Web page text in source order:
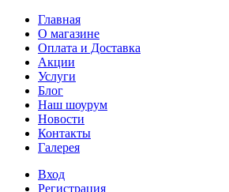
Главная
О магазине
Оплата и Доставка
Акции
Услуги
Блог
Наш шоурум
Новости
Контакты
Галерея
Вход
Регистрация